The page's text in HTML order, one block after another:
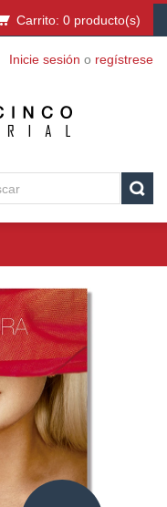
Carrito: 0 producto(s)
Inicie sesión o regístrese